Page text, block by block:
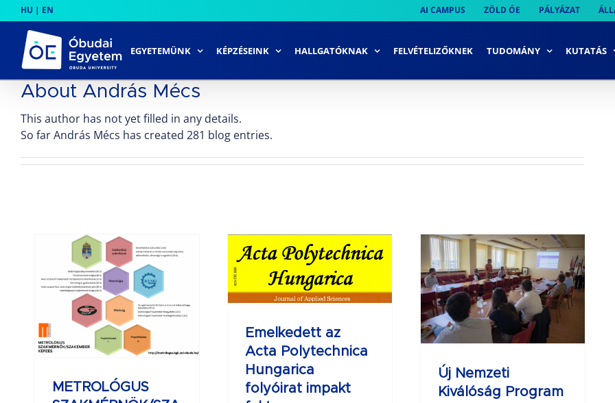
to
content
HU | EN AI CAMPUS ZÖLD ÓE PÁLYÁZAT
EGYETEMÜNK KÉPZÉSEINK HALLGATÓKNAK FELVÉTELIZŐKNEK TUDOMÁNY KUTATÁS
About András Mécs
This author has not yet filled in any details.
So far András Mécs has created 281 blog entries.
SZAKEMBER
METROLÓGUS
Acta
Polytechnica
Hungarica
folyóirat impakt
faktora
Emelkedett az
Acta Polytechnica
Hungarica
folyóirat impakt
Új Nemzeti
Kiválóság
Program
szakmai nap az
Egyetemen
Új Nemzeti
Kiválóság Program